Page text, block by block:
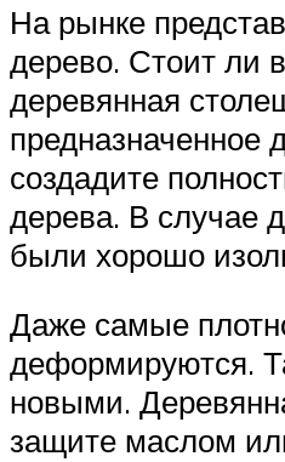
На рынке
дерево. Стоит ли
деревянная
предназначенное
создадите
дерева. В случае
были хорошо
Даже самые
деформируются.
новыми.
защите маслом